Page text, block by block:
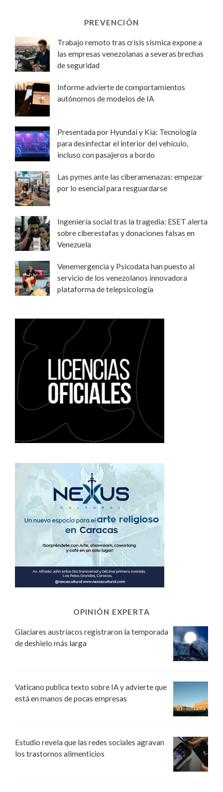
PREVENCIÓN
Trabajo remoto tras crisis sísmica expone a
las empresas venezolanas a severas brechas
de seguridad
Informe advierte de comportamientos
autónomos de modelos de IA
Presentada por Hyundai y Kia: Tecnología
para desinfectar el interior del vehículo,
incluso con pasajeros a bordo
Las pymes ante las ciberamenazas: empezar
por lo esencial para resguardarse
Ingeniería social tras la tragedia: ESET alerta
sobre ciberestafas y donaciones falsas en
Venezuela
Venemergencia y Psicodata han puesto al
servicio de los venezolanos innovadora
plataforma de telepsicología
OPINIÓN EXPERTA
Glaciares austríacos registraron la temporada
de deshielo más larga
Vaticano publica texto sobre IA y advierte que
está en manos de pocas empresas
Estudio revela que las redes sociales agravan
los trastornos alimenticios